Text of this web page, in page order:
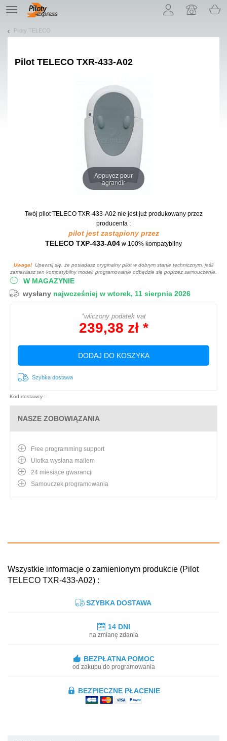
TE
navigation
Piloty TELECO
Pilot TELECO TXR-433-A02
Appuyez pour
agrandir
Twój pilot TELECO TXR-433-A02 nie jest już produkowany przez
producenta :
pilot jest zastąpiony przez
TELECO TXP-433-A04 w 100% kompatybilny
Uwaga! Upewnij się, że posiadasz oryginalny pilot w dobrym stanie technicznym, jeśli
zamawiasz ten kompatybilny model: programowanie odbędzie się poprzez samouczenie.
W MAGAZYNIE
wysłany najwcześniej w wtorek, 11 sierpnia 2026
*wliczony podatek vat
239,38 zł *
DODAJ DO KOSZYKA
Szybka dostawa
Kod dostawcy :
NASZE ZOBOWIĄZANIA
Free programming support
Ulotka wysłana mailem
24 miesiące gwarancji
Samouczek programowania
Wszystkie informacje o zamienionym produkcie (Pilot
TELECO TXR-433-A02) :
SZYBKA DOSTAWA
14 DNI
na zmianę zdania
BEZPŁATNA POMOC
od zakupu do programowania
BEZPIECZNE PŁACENIE
Pozwól, że przedstawimy nasze ciasteczka!